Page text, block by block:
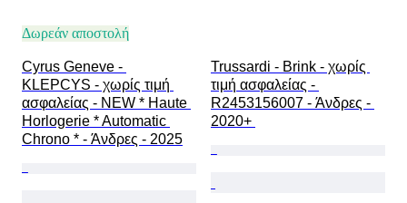
Δωρεάν αποστολή
Cyrus Geneve -
KLEPCYS - χωρίς τιμή
ασφαλείας - NEW * Haute
Horlogerie * Automatic
Chrono * - Άνδρες - 2025
Trussardi - Brink - χωρίς
τιμή ασφαλείας -
R2453156007 - Άνδρες -
2020+